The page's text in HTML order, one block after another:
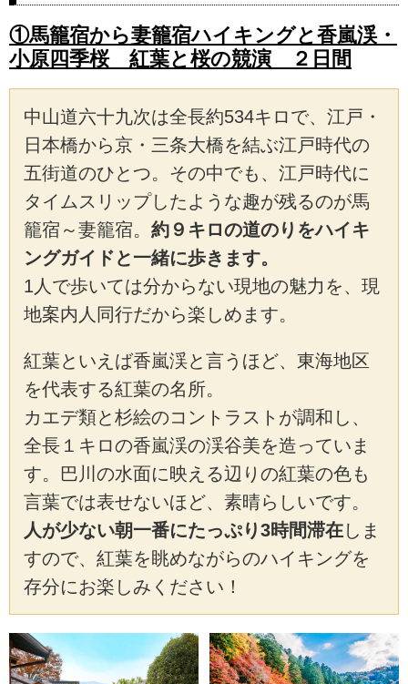
①馬籠宿から妻籠宿ハイキングと香嵐渓・
小原四季桜 紅葉と桜の競演 ２日間
中山道六十九次は全長約534キロで、江戸・
日本橋から京・三条大橋を結ぶ江戸時代の
五街道のひとつ。その中でも、江戸時代に
タイムスリップしたような趣が残るのが馬
籠宿～妻籠宿。 約９キロの道のりをハイキ
ングガイドと一緒に歩きます。
1人で歩いては分からない現地の魅力を、現
地案内人同行だから楽しめます。
紅葉といえば香嵐渓と言うほど、東海地区
を代表する紅葉の名所。
カエデ類と杉絵のコントラストが調和し、
全長１キロの香嵐渓の渓谷美を造っていま
す。巴川の水面に映える辺りの紅葉の色も
言葉では表せないほど、素晴らしいです。
人が少ない朝一番にたっぷり3時間滞在しま
すので、紅葉を眺めながらのハイキングを
存分にお楽しみください！